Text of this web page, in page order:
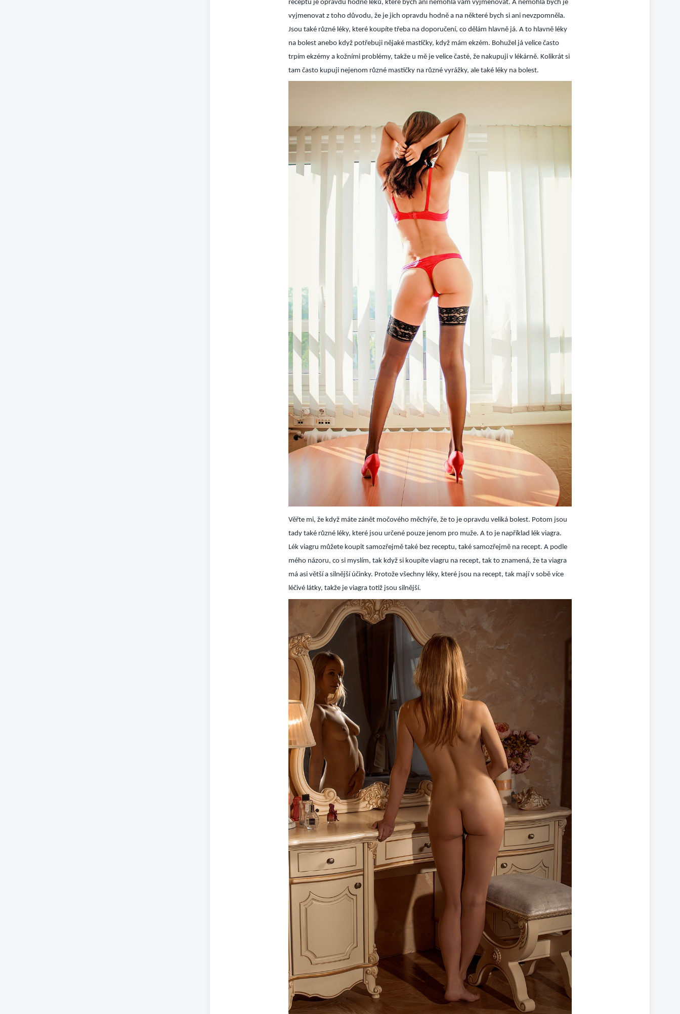
receptu je opravdu hodně léků, které bych ani nemohla vám vyjmenovat. A nemohla bych je
vyjmenovat z toho důvodu, že je jich opravdu hodně a na některé bych si ani nevzpomněla.
Jsou také různé léky, které koupíte třeba na doporučení, co dělám hlavně já. A to hlavně léky
na bolest anebo když potřebuji nějaké mastičky, když mám ekzém. Bohužel já velice často
trpím ekzémy a kožními problémy, takže u mě je velice časté, že nakupuji v lékárně. Kolikrát si
tam často kupuji nejenom různé mastičky na různé vyrážky, ale také léky na bolest.
Věřte mi, že když máte zánět močového měchýře, že to je opravdu veliká bolest. Potom jsou
tady také různé léky, které jsou určené pouze jenom pro muže. A to je například lék viagra.
Lék viagru můžete koupit samozřejmě také bez receptu, také samozřejmě na recept. A podle
mého názoru, co si myslím, tak když si koupíte viagru na recept, tak to znamená, že ta viagra
má asi větší a silnější účinky. Protože všechny léky, které jsou na recept, tak mají v sobě více
léčivé látky, takže je viagra totiž jsou silnější.